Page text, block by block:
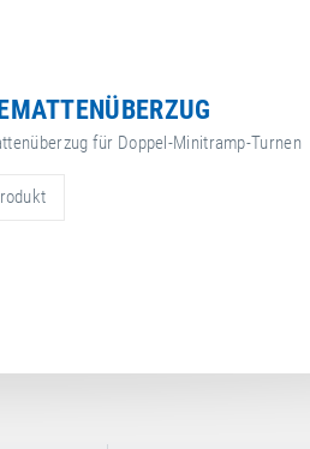
für Doppel-Minitramp-Turnen